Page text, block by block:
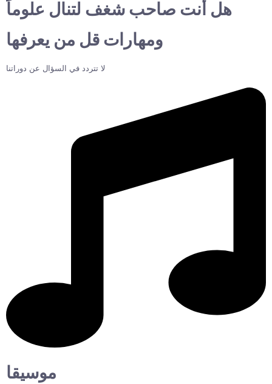
هل أنت صاحب شغف لتنال علوماً
ومهارات قل من يعرفها
لا تتردد في السؤال عن دوراتنا
موسيقا